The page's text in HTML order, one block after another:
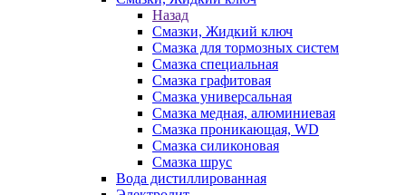
Назад
Смазки, Жидкий ключ
Смазка для тормозных систем
Смазка специальная
Смазка графитовая
Смазка универсальная
Смазка медная, алюминиевая
Смазка проникающая, WD
Смазка силиконовая
Смазка шрус
Вода дистиллированная